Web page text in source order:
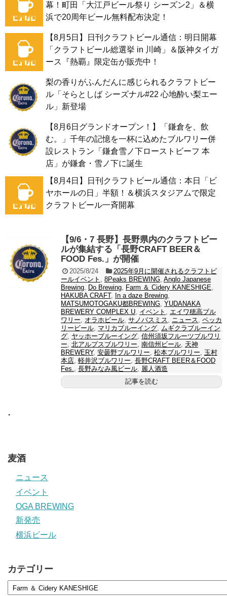
幕！町田「大江戸ビール祭り シーズン2」＆横
浜で20周年ビール無料配布決定！
【8月5日】日刊クラフトビール通信：明日開幕
「クラフトビール総選挙 in 川崎」＆阪神タイガ
ース『熱覇』限定缶が販売中！
梨の香りがふんだんに感じられるクラフトビー
ル「そらとしば シーズナル#22 心地酔い梨エー
ル」新登場
【8月6日グランドオープン！】「鎌倉を、飲
む。」千年の記憶を一杯に込めたブルワリー併
設レストラン「鎌倉雪ノ下ローストビーフ 本
店」が鎌倉・雪ノ下に誕生
【8月4日】日刊クラフトビール通信：本日「ビ
ヤホールの日」半額！＆横浜スタジアムで限定
クラフトビール一斉開幕
【9/6・7 長野】長野県内のクラフトビー
ルが集結する「長野CRAFT BEER＆
FOOD Fes.」が開催
2025/8/24
2025年9月に開催されるクラフトビ
ールイベント , 8Peaks BREWING, Anglo Japanese
Brewing, Do Brewing, Farm ＆ Cidery KANESHIGE,
HAKUBA CRAFT, In a daze Brewing,
MATSUMOTOGAKU都BREWING, YUDANAKA
BREWERY COMPLEX U, イベント , エイワ穂高ブル
ワリー, オラホビール, サノバスミス, ニュース, ペッカ
リービール, マリカブルーイング, ムギクラブルーイン
グ, ヤッホーブルーイング, 信州須坂フルーツブルワリ
ー, 北アルプスブルワリー, 南信州ビール, 天神
BREWERY, 安曇野ブルワリー, 松本ブルワリー, 玉村
本店, 軽井沢ブルワリー, 長野CRAFT BEER＆FOOD
Fes., 長野みなみ風ビール, 麗人酒造
記事を読む
・
麦酒
ニュース
イベント
OGA BREWING
新発売
横浜ビール
カテゴリー